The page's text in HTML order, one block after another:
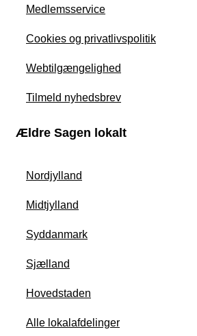
Medlemsservice
Cookies og privatlivspolitik
Webtilgængelighed
Tilmeld nyhedsbrev
Ældre Sagen lokalt
Nordjylland
Midtjylland
Syddanmark
Sjælland
Hovedstaden
Alle lokalafdelinger